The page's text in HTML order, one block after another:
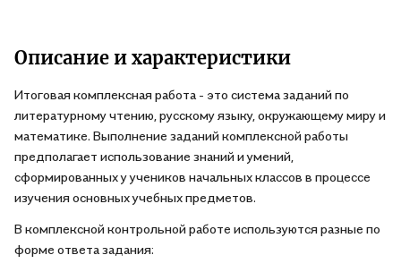
Описание и характеристики
Итоговая комплексная работа - это система заданий по
литературному чтению, русскому языку, окружающему миру и
математике. Выполнение заданий комплексной работы
предполагает использование знаний и умений,
сформированных у учеников начальных классов в процессе
изучения основных учебных предметов.
В комплексной контрольной работе используются разные по
форме ответа задания: